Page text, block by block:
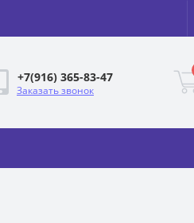
+7(916) 365-83-47
Заказать звонок